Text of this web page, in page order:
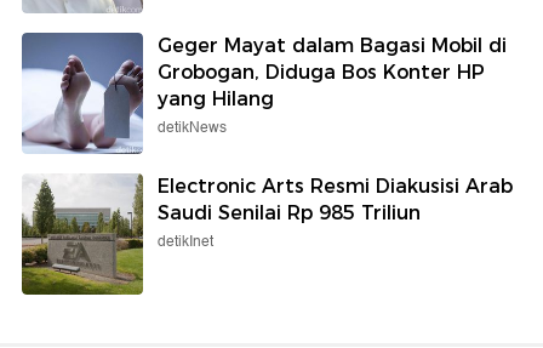
Geger Mayat dalam Bagasi Mobil di
Grobogan, Diduga Bos Konter HP
yang Hilang
detikNews
Electronic Arts Resmi Diakusisi Arab
Saudi Senilai Rp 985 Triliun
detikInet